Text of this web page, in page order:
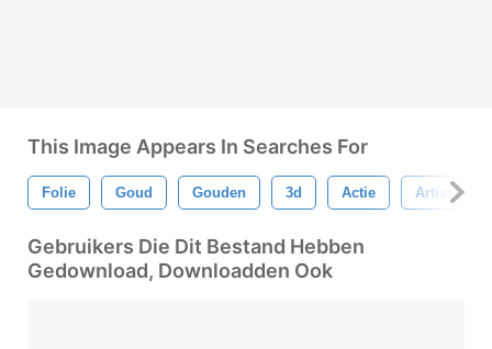
This Image Appears In Searches For
Folie Goud Gouden 3d Actie Artistiek
Gebruikers Die Dit Bestand Hebben
Gedownload, Downloadden Ook